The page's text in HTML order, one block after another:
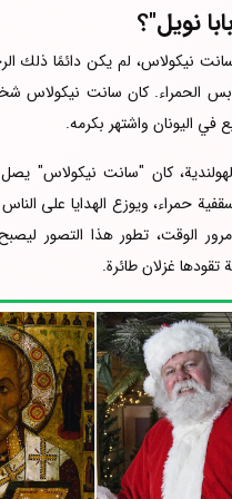
نويل"؟
سانت نيكولاس، لم يكن دائمًا ذلك
الحمراء. كان سانت نيكولاس
في اليونان واشتهر بكرمه.
كان "سانت نيكولاس"
حمراء، ويوزع الهدايا على
الوقت، تطور هذا التصور
تقودها غزلان طائرة.